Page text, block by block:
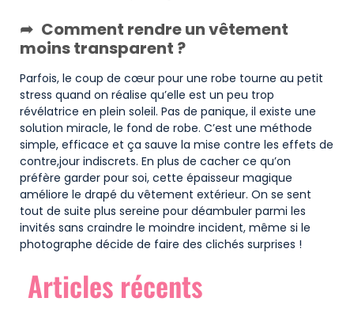
Comment rendre un vêtement
moins transparent ?
Parfois, le coup de cœur pour une robe tourne au petit
stress quand on réalise qu’elle est un peu trop
révélatrice en plein soleil. Pas de panique, il existe une
solution miracle, le fond de robe. C’est une méthode
simple, efficace et ça sauve la mise contre les effets de
contre,jour indiscrets. En plus de cacher ce qu’on
préfère garder pour soi, cette épaisseur magique
améliore le drapé du vêtement extérieur. On se sent
tout de suite plus sereine pour déambuler parmi les
invités sans craindre le moindre incident, même si le
photographe décide de faire des clichés surprises !
Articles récents